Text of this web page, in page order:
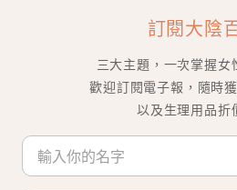
訂閱大陰
三大主題，一次掌握女
歡迎訂閱電子報，隨時
以及生理用品折